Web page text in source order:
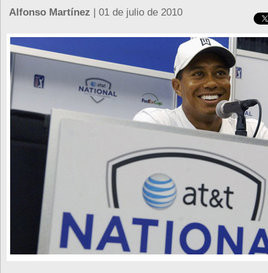
Alfonso Martínez | 01 de julio de 2010